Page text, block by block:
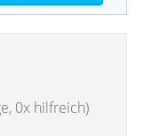
0x hilfreich)